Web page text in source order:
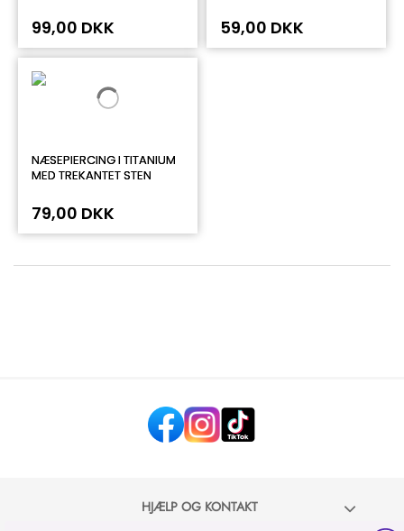
99,00 DKK 59,00 DKK
NÆSEPIERCING I TITANIUM
MED TREKANTET STEN
79,00 DKK
HJÆLP OG KONTAKT